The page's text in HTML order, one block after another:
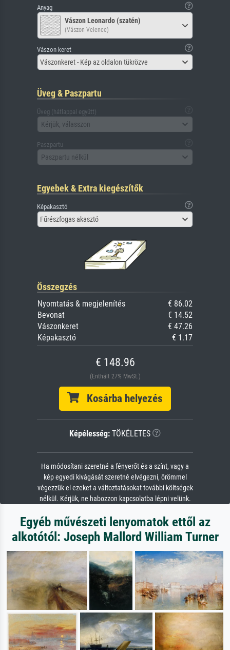
Anyag
Vászon Leonardo (szatén)
(Vászon Velence)
Vászon keret
Vászonkeret - Kép az oldalon tükrözve
Üveg & Paszpartu
Üveg (hátlappal együtt)
Kérjük, válasszon
Paszpartu
Paszpartu nélkül
Egyebek & Extra kiegészítők
Képakasztó
Fűrészfogas akasztó
Összegzés
Nyomtatás & megjelenítés
€ 86.02
Bevonat
€ 14.52
Vászonkeret
€ 47.26
Képakasztó
€ 1.17
€ 148.96
(Enthält 27% MwSt.)
Kosárba helyezés
Képélesség: TÖKÉLETES
Ha módosítani szeretné a fényerőt és a színt, vagy a
kép egyedi kivágását szeretné elvégezni, örömmel
végezzük el ezeket a változtatásokat további költségek
nélkül. Kérjük, ne habozzon kapcsolatba lépni velünk.
Egyéb művészeti lenyomatok ettől az
alkotótól: Joseph Mallord William Turner